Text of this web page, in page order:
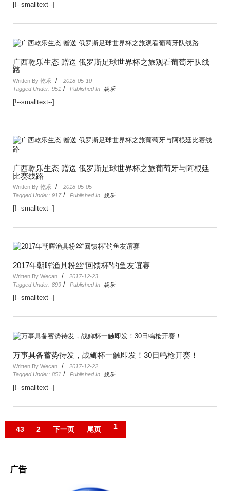
[!--smalltext--]
广西乾乐生态 赠送 俄罗斯足球世界杯之旅观看葡萄牙队线
路
Written By 乾乐 /
2018-05-10
Tagged Under: 951 / Published In 娱乐
[!--smalltext--]
广西乾乐生态 赠送 俄罗斯足球世界杯之旅葡萄牙与阿根廷
比赛线路
Written By 乾乐 /
2018-05-05
Tagged Under: 917 / Published In 娱乐
[!--smalltext--]
2017年朝晖渔具粉丝“回馈杯”钓鱼友谊赛
Written By Wecan /
2017-12-23
Tagged Under: 899 / Published In 娱乐
[!--smalltext--]
万事具备蓄势待发，战鲫杯一触即发！30日鸣枪开赛！
Written By Wecan /
2017-12-22
Tagged Under: 851 / Published In 娱乐
[!--smalltext--]
43 1
2 下一页 尾页
广告